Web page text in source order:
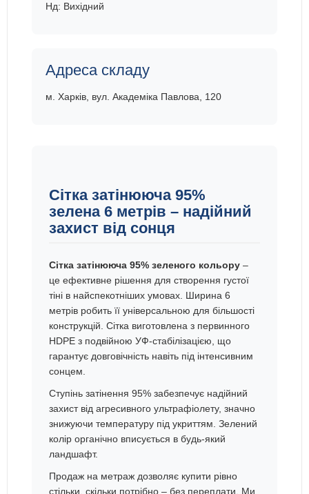
Нд: Вихідний
Адреса складу
м. Харків, вул. Академіка Павлова, 120
Сітка затінююча 95%
зелена 6 метрів – надійний
захист від сонця
Сітка затінююча 95% зеленого кольору –
це ефективне рішення для створення густої
тіні в найспекотніших умовах. Ширина 6
метрів робить її універсальною для більшості
конструкцій. Сітка виготовлена з первинного
HDPE з подвійною УФ-стабілізацією, що
гарантує довговічність навіть під інтенсивним
сонцем.
Ступінь затінення 95% забезпечує надійний
захист від агресивного ультрафіолету, значно
знижуючи температуру під укриттям. Зелений
колір органічно вписується в будь-який
ландшафт.
Продаж на метраж дозволяє купити рівно
стільки, скільки потрібно – без переплати. Ми